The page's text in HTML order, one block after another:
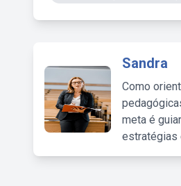
Sandra
Como
meta é
estratégias